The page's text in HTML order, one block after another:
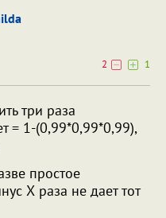
2
1
три раза
= 1-(0,99*0,99*0,99),
простое
Х раза не дает тот